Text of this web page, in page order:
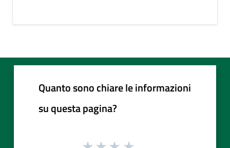
Quanto sono chiare le informazioni
su questa pagina?